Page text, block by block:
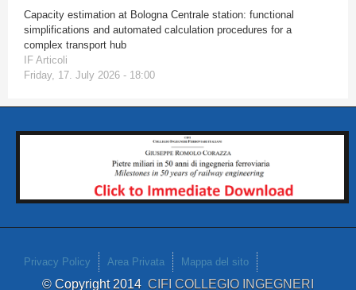
Capacity estimation at Bologna Centrale station: functional
simplifications and automated calculation procedures for a
complex transport hub
IF Articoli
Friday, 17. July 2026 - 18:00
Privacy Policy Area Privata Mappa del sito
© Copyright 2014 CIFI COLLEGIO INGEGNERI